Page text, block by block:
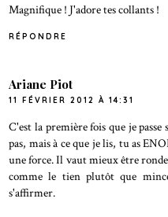
Magnifique ! J'adore tes collants !
RÉPONDRE
Ariane Piot
11 FÉVRIER 2012 À 14:31
C'est la première fois que je
pas, mais à ce que je lis, tu as
une force. Il vaut mieux être
comme le tien plutôt que
s'affirmer.